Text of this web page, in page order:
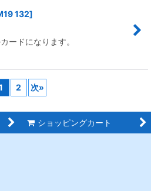
132]
ードになります。
2 次»
ショッピングカート